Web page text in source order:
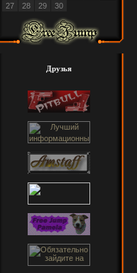
27
28 29 30
Друзья